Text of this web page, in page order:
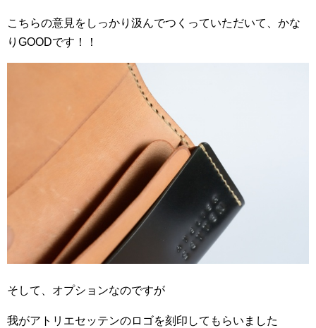
こちらの意見をしっかり汲んでつくっていただいて、かな
りGOODです！！
そして、オプションなのですが
我がアトリエセッテンのロゴを刻印してもらいました